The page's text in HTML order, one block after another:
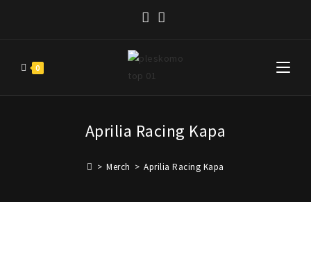
0
Aprilia Racing Kapa
> Merch > Aprilia Racing Kapa